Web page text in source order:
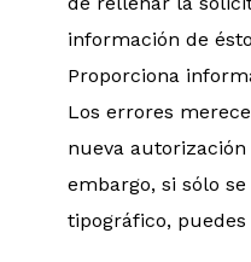
información de
Proporciona
Los errores
nueva autorización
embargo, si sólo
tipográfico,